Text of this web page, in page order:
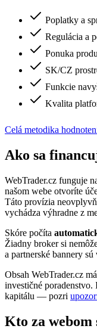
Poplatky a
Regulácia a
Ponuka
SK/CZ
Funkcie
Kvalita
Celá metodika
Ako sa
WebTrader.cz funguje
našom webe otvoríte
Táto provízia
vychádza výhradne z
Skóre počíta
Žiadny broker si
a partnerské bannery sú
Obsah WebTrader.cz
investičné poradenstvo.
kapitálu — pozri
Kto za webom